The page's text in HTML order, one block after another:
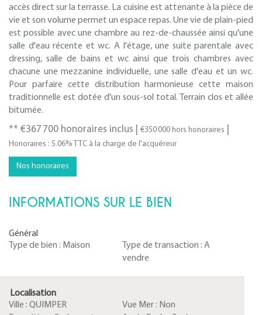
accès direct sur la terrasse. La cuisine est attenante à la pièce de
vie et son volume permet un espace repas. Une vie de plain-pied
est possible avec une chambre au rez-de-chaussée ainsi qu'une
salle d'eau récente et wc. A l'étage, une suite parentale avec
dressing, salle de bains et wc ainsi que trois chambres avec
chacune une mezzanine individuelle, une salle d'eau et un wc.
Pour parfaire cette distribution harmonieuse cette maison
traditionnelle est dotée d'un sous-sol total. Terrain clos et allée
bitumée.
** €367 700 honoraires inclus €350 000 hors honoraires
Honoraires : 5.06% TTC à la charge de l'acquéreur
Nos honoraires
INFORMATIONS SUR LE BIEN
Général
Type de bien : Maison Type de transaction : A
vendre
Localisation
Ville : QUIMPER Vue Mer : Non